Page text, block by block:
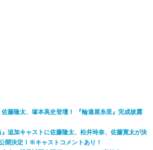
藤隆太、塚本高史登壇！ 『輪違屋糸里』完成披露
』追加キャストに佐藤隆太、松井玲奈、佐藤寛太が決
開決定！※キャストコメントあり！